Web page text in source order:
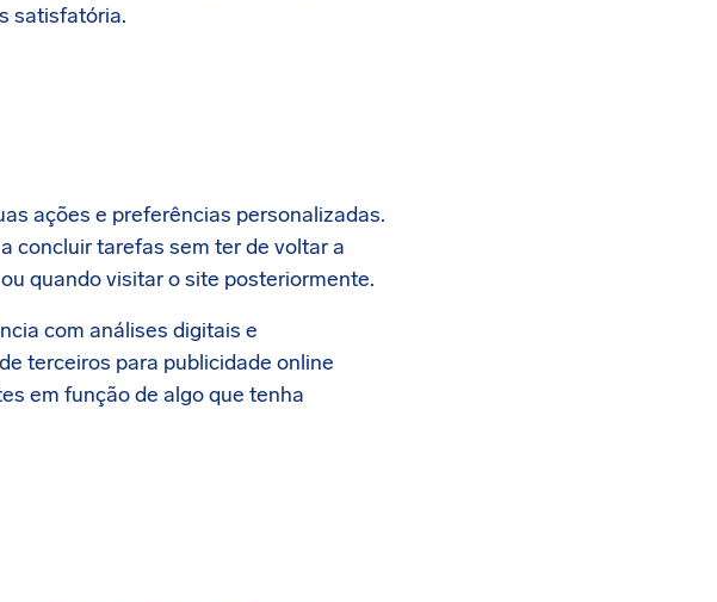
satisfatória.
ações e preferências personalizadas.
concluir tarefas sem ter de voltar a
quando visitar o site posteriormente.
com análises digitais e
terceiros para publicidade online
em função de algo que tenha